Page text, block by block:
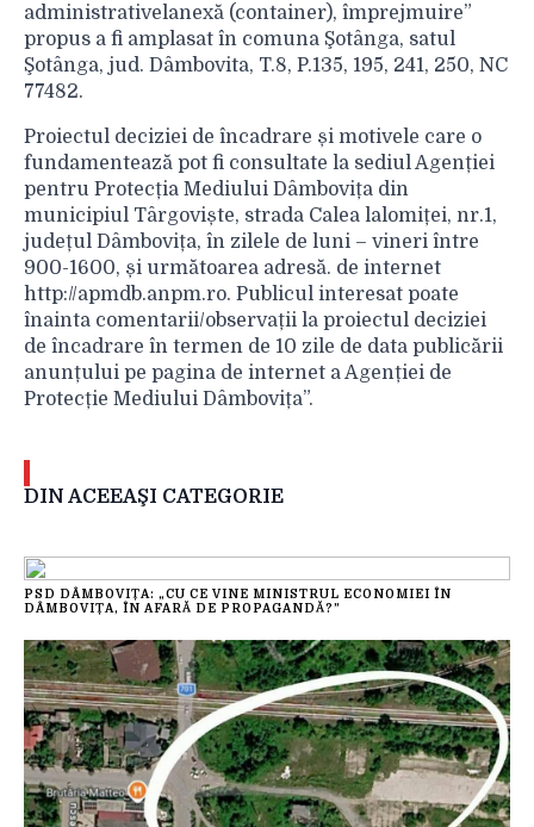
administrativelanexă (container), împrejmuire”
propus a fi amplasat în comuna Şotânga, satul
Şotânga, jud. Dâmbovita, T.8, P.135, 195, 241, 250, NC
77482.
Proiectul deciziei de încadrare și motivele care o
fundamentează pot fi consultate la sediul Agenției
pentru Protecția Mediului Dâmbovița din
municipiul Târgoviște, strada Calea lalomiței, nr.1,
județul Dâmbovița, în zilele de luni – vineri între
900-1600, și următoarea adresă. de internet
http://apmdb.anpm.ro. Publicul interesat poate
înainta comentarii/observații la proiectul deciziei
de încadrare în termen de 10 zile de data publicării
anunțului pe pagina de internet a Agenției de
Protecție Mediului Dâmbovița”.
DIN ACEEAŞI CATEGORIE
PSD DÂMBOVIȚA: „CU CE VINE MINISTRUL ECONOMIEI ÎN
DÂMBOVIȚA, ÎN AFARĂ DE PROPAGANDĂ?”